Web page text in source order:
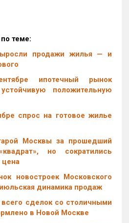
теме:
продажи жилья — и
ипотечный рынок
положительную
спрос на готовое жилье
Москвы за прошедший
но сократились
цена
новостроек Московского
динамика продаж
сделок со столичными
в Новой Москве